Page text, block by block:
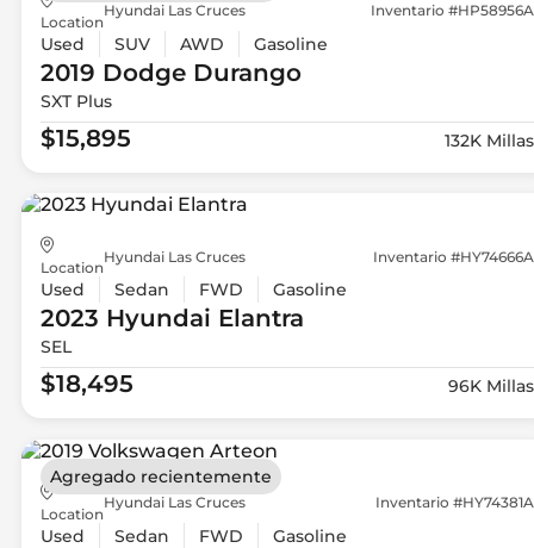
Location
Hyundai Las Cruces Inventario #HP58956A
Used SUV AWD Gasoline
2019 DodgeDurango
SXT Plus
$15,895 132K Millas
Location
Hyundai Las Cruces Inventario #HY74666A
Used Sedan FWD Gasoline
2023 Hyundai Elantra
SEL
$18,495 96K Millas
Location
Hyundai Las Cruces Inventario #HY74381A
Used Sedan FWD Gasoline
Agregado recientemente